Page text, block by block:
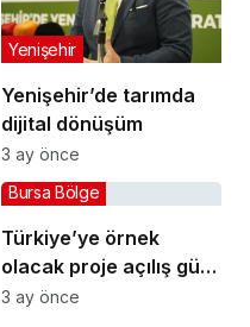
Yenişehir’de tarımda
dijital dönüşüm
Yenişehir
3 ay önce
Türkiye’ye örnek
olacak proje açılış gün
sayıyor
Bursa Bölge
3 ay önce